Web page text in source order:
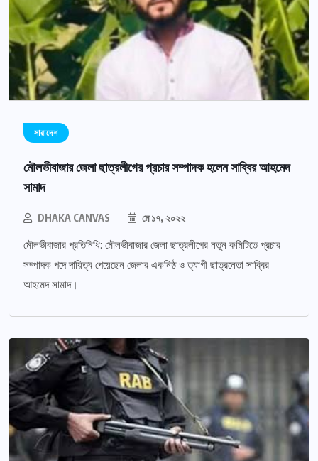
সারাদেশ
মৌলভীবাজার জেলা ছাত্রলীগের প্রচার সম্পাদক হলেন সাব্বির আহমেদ
সামাদ
DHAKA CANVAS মে ১৭, ২০২২
মৌলভীবাজার প্রতিনিধি: মৌলভীবাজার জেলা ছাত্রলীগের নতুন কমিটিতে প্রচার
সম্পাদক পদে দায়িত্ব পেয়েছেন জেলার একনিষ্ঠ ও ত্যাগী ছাত্রনেতা সাব্বির
আহমেদ সামাদ।